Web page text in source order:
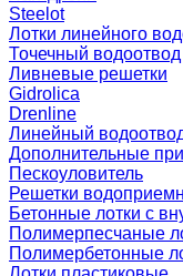
Steelot
Лотки линейного
Точечный водоотвод
Ливневые решетки
Gidrolica
Drenline
Линейный
Дополнительные
Пескоуловитель
Решетки
Бетонные лотки с
Полимерпесчаные
Полимербетонные